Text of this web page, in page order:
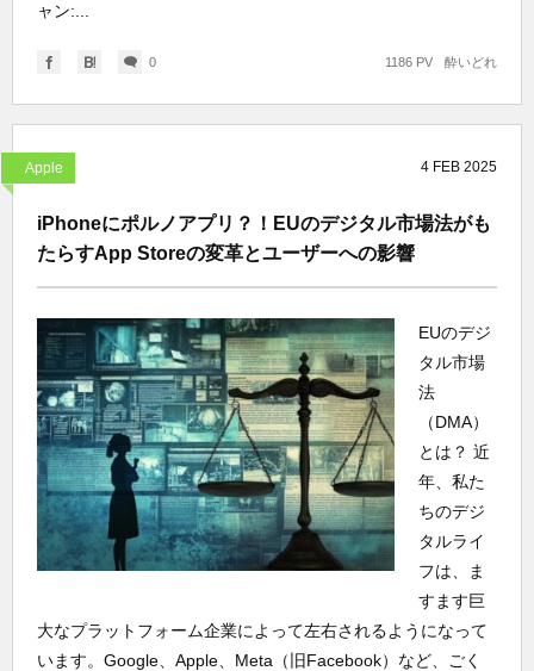
ャン:...
0 酔いどれ
1186 PV
Apple 4 FEB 2025
iPhoneにポルノアプリ？！EUのデジタル市場法がも
たらすApp Storeの変革とユーザーへの影響
EUのデジ
タル市場
法
（DMA）
とは？ 近
年、私た
ちのデジ
タルライ
フは、ま
すます巨
大なプラットフォーム企業によって左右されるようになって
います。Google、Apple、Meta（旧Facebook）など、ごく